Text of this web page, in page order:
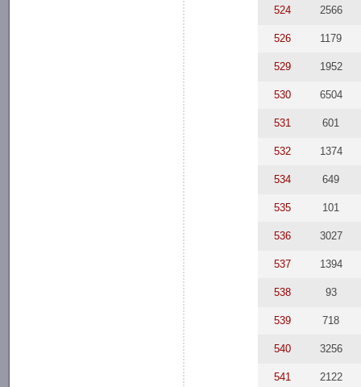
524 2566
526 1179
529 1952
530 6504
531 601
532 1374
534 649
535 101
536 3027
537 1394
538 93
539 718
540 3256
541 2122